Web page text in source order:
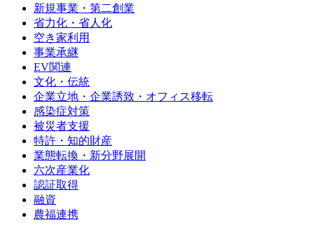
新規事業・第二創業
省力化・省人化
空き家利用
事業承継
EV関連
文化・伝統
企業立地・企業誘致・オフィス移転
感染症対策
被災者支援
特許・知的財産
業態転換・新分野展開
六次産業化
認証取得
融資
農福連携